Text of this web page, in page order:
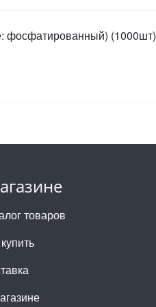
фосфатированный) (1000шт)
товаров